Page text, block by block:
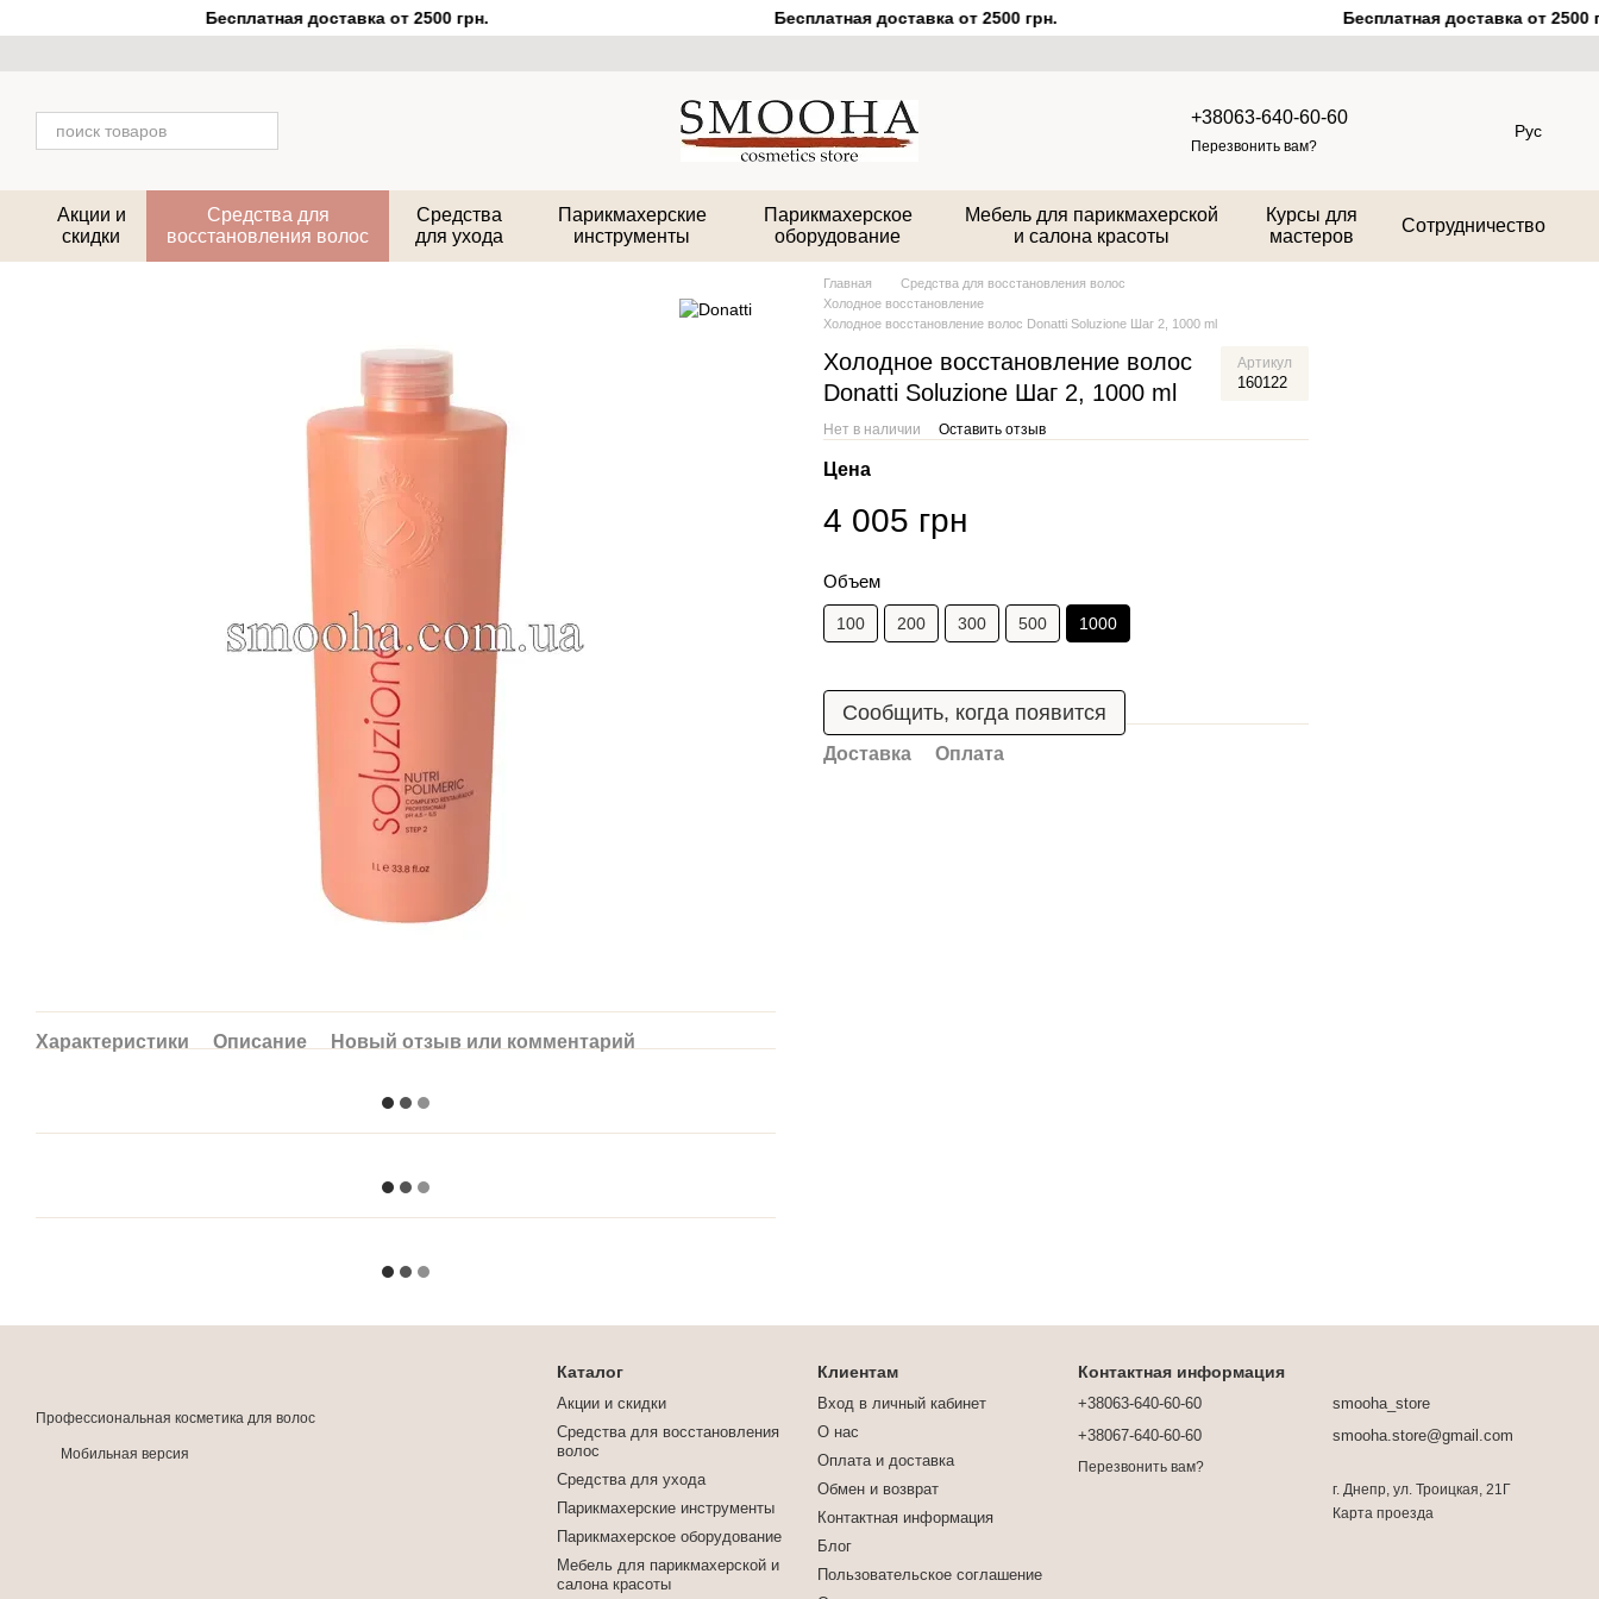
Перейти к основному контентуБесплатная доставка от 2500 грн. Бесплатная доставка от 2500 грн. Бесплатная доставка от 2500
+38063-640-60-60
Перезвонить вам?
Рус
Акции и
скидки
Средства для
восстановления волос
Средства
для ухода
Парикмахерские
инструменты
Парикмахерское
оборудование
Мебель для парикмахерской
и салона красоты
Курсы для
мастеров
Сотрудничество
Характеристики Описание Новый отзыв или комментарий
Главная
Средства для восстановления волос
Холодное восстановление
Холодное восстановление волос Donatti Soluzione Шаг 2, 1000 ml
Холодное восстановление волос
Donatti Soluzione Шаг 2, 1000 ml
Артикул
160122
Нет в наличии Оставить отзыв
Цена
4 005 грн
Объем
100 200 300 500 1000
Сообщить, когда появится
Доставка Оплата
Профессиональная косметика для волос
Мобильная версия
Каталог
Акции и скидки
Средства для восстановления
волос
Средства для ухода
Парикмахерские инструменты
Парикмахерское оборудование
Мебель для парикмахерской и
салона красоты
Клиентам
Вход в личный кабинет
О нас
Оплата и доставка
Обмен и возврат
Контактная информация
Блог
Пользовательское соглашение
Контактная информация
+38063-640-60-60
+38067-640-60-60
Перезвонить вам?
smooha_store
smooha.store@gmail.com
г. Днепр, ул. Троицкая, 21Г
Карта проезда